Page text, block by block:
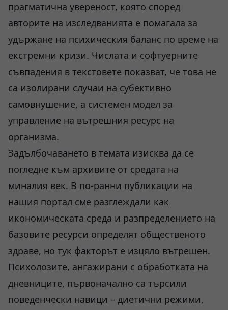
прагматична увереност, която според
авторите на изследванията е помагала за
удържане на психическия баланс по време на
екстремни кризи. Числата и софтуерните
съвпадения в текстовете показват, че това не
са изолирани случаи на субективно
самовнушение, а системен модел за
управление на вътрешния ресурс на
организма.
Задълбочаването в темата изисква да се
погледне към архивите от средата на
миналия век. В по-ранни публикации на
нашия портал сме разглеждали как
икономическата среда и разпределението на
базовите ресурси определят общественото
здраве, но тук факторът е изцяло вътрешен.
Психолозите, ангажирани с обработката на
дневниците, първоначално са търсили
поведенчески навици – диетични режими,